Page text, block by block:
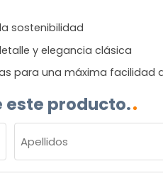
sostenibilidad
y elegancia clásica
para una máxima facilidad
este producto.
Apellidos